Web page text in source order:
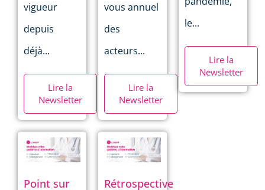
vigueur
depuis
déjà...
Lire la
Newsletter
vous annuel
des
acteurs...
Lire la
Newsletter
le...
Lire la
Newsletter
Point sur Rétrospective